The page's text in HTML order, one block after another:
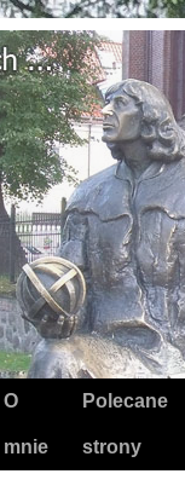
O
mnie
Polecane
strony